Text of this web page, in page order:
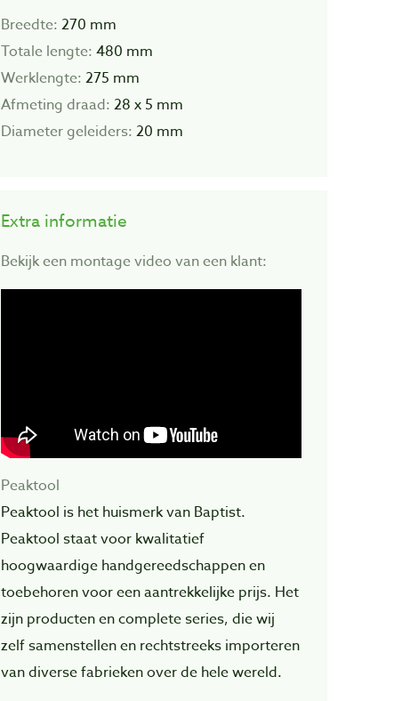
Breedte: 270 mm
Totale lengte: 480 mm
Werklengte: 275 mm
Afmeting draad: 28 x 5 mm
Diameter geleiders: 20 mm
Extra informatie
Bekijk een montage video van een klant:
Peaktool
Peaktool is het huismerk van Baptist.
Peaktool staat voor kwalitatief
hoogwaardige handgereedschappen en
toebehoren voor een aantrekkelijke prijs. Het
zijn producten en complete series, die wij
zelf samenstellen en rechtstreeks importeren
van diverse fabrieken over de hele wereld.